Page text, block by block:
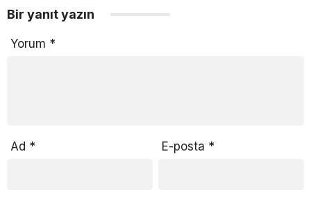
Bir yanıt yazın
Yorum *
Ad * E-posta *